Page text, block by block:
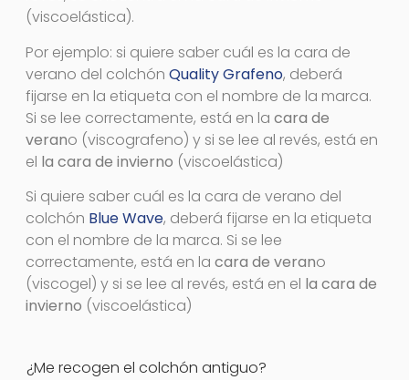
(viscoelástica).
Por ejemplo: si quiere saber cuál es la cara de
verano del colchón Quality Grafeno, deberá
fijarse en la etiqueta con el nombre de la marca.
Si se lee correctamente, está en la cara de
verano (viscografeno) y si se lee al revés, está en
el la cara de invierno (viscoelástica)
Si quiere saber cuál es la cara de verano del
colchón Blue Wave, deberá fijarse en la etiqueta
con el nombre de la marca. Si se lee
correctamente, está en la cara de verano
(viscogel) y si se lee al revés, está en el la cara de
invierno (viscoelástica)
¿Me recogen el colchón antiguo?